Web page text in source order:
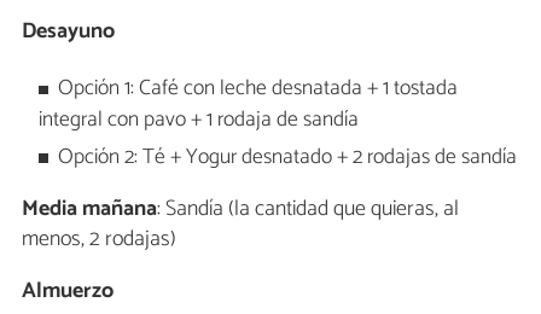
Desayuno
Opción 1: Café con leche desnatada + 1 tostada
integral con pavo + 1 rodaja de sandía
Opción 2: Té + Yogur desnatado + 2 rodajas de sandía
Media mañana: Sandía (la cantidad que quieras, al
menos, 2 rodajas)
Almuerzo